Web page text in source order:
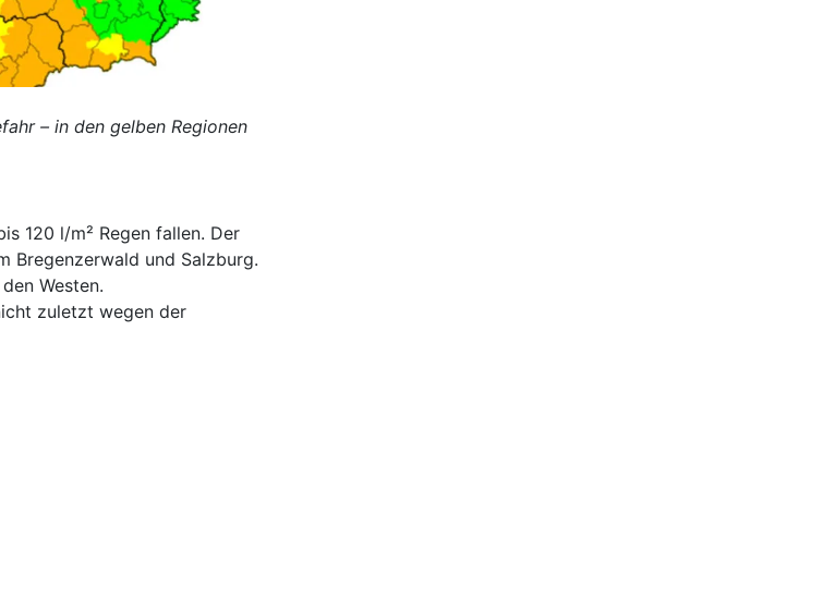
– in den gelben Regionen
120 l/m² Regen fallen. Der
Bregenzerwald und Salzburg.
Westen.
zuletzt wegen der